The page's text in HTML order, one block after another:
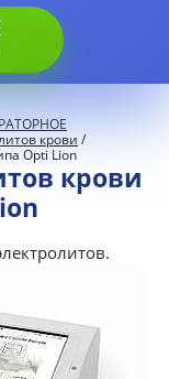
крови /
Opti Lion
крови